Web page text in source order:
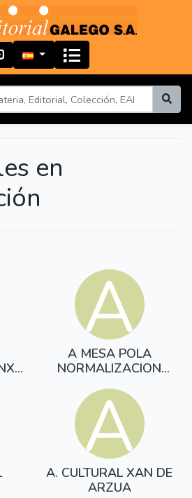
en
A
A MESA POLA
NORMALIZACION
A
A. CULTURAL XAN DE
ARZUA